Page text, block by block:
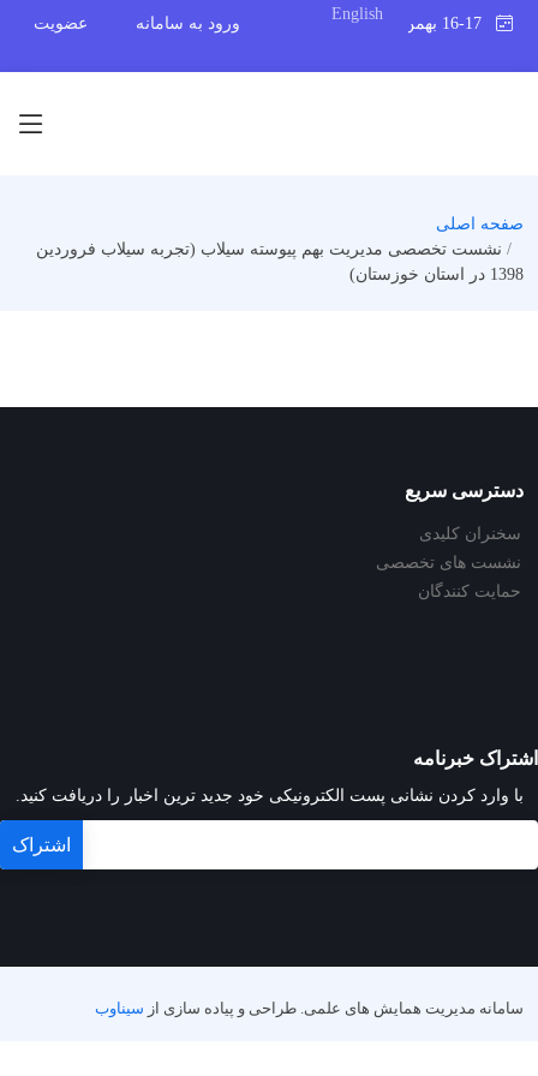
English
ورود به سامانه عضویت
صفحه اصلی
نشست تخصصی مدیریت بهم پیوسته سیلاب (تجربه سیلاب فروردین
1398 در استان خوزستان)
دسترسی سریع
سخنران کلیدی
نشست های تخصصی
حمایت کنندگان
اشتراک خبرنامه
با وارد کردن نشانی پست الکترونیکی خود جدید ترین اخبار را دریافت کنید.
سامانه مدیریت همایش های علمی. طراحی و پیاده سازی از سیناوب